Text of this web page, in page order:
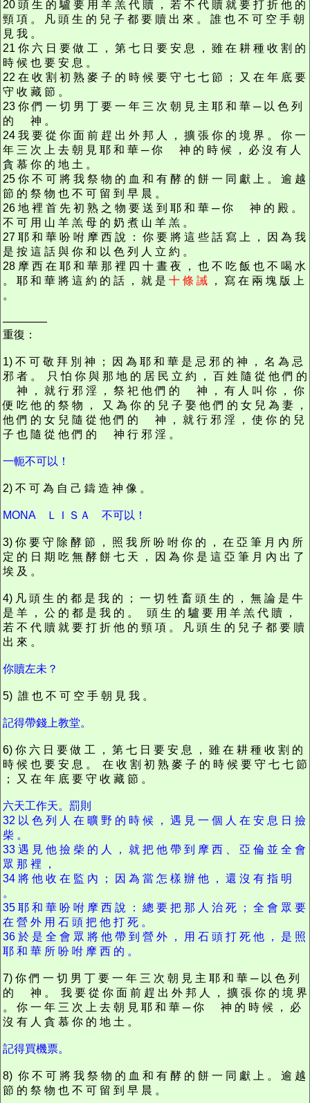
20 頭 生 的 驢 要 用 羊 羔 代 贖 ， 若 不 代 贖 就 要 打 折 他 的
頸 項 。 凡 頭 生 的 兒 子 都 要 贖 出 來 。 誰 也 不 可 空 手 朝
見 我 。
21 你 六 日 要 做 工 ， 第 七 日 要 安 息 ， 雖 在 耕 種 收 割 的
時 候 也 要 安 息 。
22 在 收 割 初 熟 麥 子 的 時 候 要 守 七 七 節 ； 又 在 年 底 要
守 收 藏 節 。
23 你 們 一 切 男 丁 要 一 年 三 次 朝 見 主 耶 和 華 ─ 以 色 列
的 神 。
24 我 要 從 你 面 前 趕 出 外 邦 人 ， 擴 張 你 的 境 界 。 你 一
年 三 次 上 去 朝 見 耶 和 華 ─ 你 神 的 時 候 ， 必 沒 有 人
貪 慕 你 的 地 土 。
25 你 不 可 將 我 祭 物 的 血 和 有 酵 的 餅 一 同 獻 上 。 逾 越
節 的 祭 物 也 不 可 留 到 早 晨 。
26 地 裡 首 先 初 熟 之 物 要 送 到 耶 和 華 ─ 你 神 的 殿 。
不 可 用 山 羊 羔 母 的 奶 煮 山 羊 羔 。
27 耶 和 華 吩 咐 摩 西 說 ： 你 要 將 這 些 話 寫 上 ， 因 為 我
是 按 這 話 與 你 和 以 色 列 人 立 約 。
28 摩 西 在 耶 和 華 那 裡 四 十 晝 夜 ， 也 不 吃 飯 也 不 喝 水
。 耶 和 華 將 這 約 的 話 ， 就 是 十 條 誡 ， 寫 在 兩 塊 版 上
。
————
重復：
1) 不 可 敬 拜 別 神 ； 因 為 耶 和 華 是 忌 邪 的 神 ， 名 為 忌
邪 者 。 只 怕 你 與 那 地 的 居 民 立 約 ， 百 姓 隨 從 他 們 的
神 ， 就 行 邪 淫 ， 祭 祀 他 們 的 神 ， 有 人 叫 你 ， 你
便 吃 他 的 祭 物 ， 又 為 你 的 兒 子 娶 他 們 的 女 兒 為 妻 ，
他 們 的 女 兒 隨 從 他 們 的 神 ， 就 行 邪 淫 ， 使 你 的 兒
子 也 隨 從 他 們 的 神 行 邪 淫 。
一軛不可以！
2) 不 可 為 自 己 鑄 造 神 像 。
MONA ＬＩＳＡ 不可以！
3) 你 要 守 除 酵 節 ， 照 我 所 吩 咐 你 的 ， 在 亞 筆 月 內 所
定 的 日 期 吃 無 酵 餅 七 天 ， 因 為 你 是 這 亞 筆 月 內 出 了
埃 及 。
4) 凡 頭 生 的 都 是 我 的 ； 一 切 牲 畜 頭 生 的 ， 無 論 是 牛
是 羊 ， 公 的 都 是 我 的 。 頭 生 的 驢 要 用 羊 羔 代 贖 ，
若 不 代 贖 就 要 打 折 他 的 頸 項 。 凡 頭 生 的 兒 子 都 要 贖
出 來 。
你贖左未？
5) 誰 也 不 可 空 手 朝 見 我 。
記得帶錢上教堂。
6) 你 六 日 要 做 工 ， 第 七 日 要 安 息 ， 雖 在 耕 種 收 割 的
時 候 也 要 安 息 。 在 收 割 初 熟 麥 子 的 時 候 要 守 七 七 節
； 又 在 年 底 要 守 收 藏 節 。
六天工作天。罰則
32 以 色 列 人 在 曠 野 的 時 候 ， 遇 見 一 個 人 在 安 息 日 撿
柴 。
33 遇 見 他 撿 柴 的 人 ， 就 把 他 帶 到 摩 西 、 亞 倫 並 全 會
眾 那 裡 ，
34 將 他 收 在 監 內 ； 因 為 當 怎 樣 辦 他 ， 還 沒 有 指 明
。
35 耶 和 華 吩 咐 摩 西 說 ： 總 要 把 那 人 治 死 ； 全 會 眾 要
在 營 外 用 石 頭 把 他 打 死 。
36 於 是 全 會 眾 將 他 帶 到 營 外 ， 用 石 頭 打 死 他 ， 是 照
耶 和 華 所 吩 咐 摩 西 的 。
7) 你 們 一 切 男 丁 要 一 年 三 次 朝 見 主 耶 和 華 ─ 以 色 列
的 神 。 我 要 從 你 面 前 趕 出 外 邦 人 ， 擴 張 你 的 境 界
。 你 一 年 三 次 上 去 朝 見 耶 和 華 ─ 你 神 的 時 候 ， 必
沒 有 人 貪 慕 你 的 地 土 。
記得買機票。
8) 你 不 可 將 我 祭 物 的 血 和 有 酵 的 餅 一 同 獻 上 。 逾 越
節 的 祭 物 也 不 可 留 到 早 晨 。